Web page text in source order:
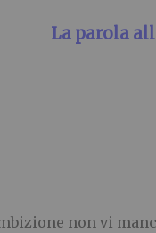
La parola
non vi